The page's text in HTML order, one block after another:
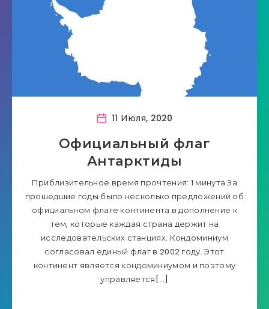
11 Июля, 2020
Официальный флаг
Антарктиды
Приблизительное время прочтения: 1 минута За
прошедшие годы было несколько предложений об
официальном флаге континента в дополнение к
тем, которые каждая страна держит на
исследовательских станциях. Кондоминиум
согласовал единый флаг в 2002 году. Этот
континент является кондоминиумом и поэтому
управляется[…]